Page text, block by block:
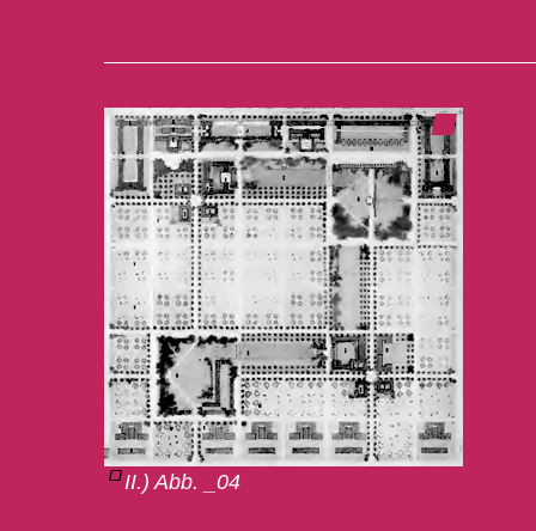
II.) Abb. _04